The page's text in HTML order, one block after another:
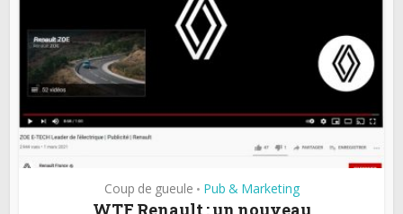
Coup de gueule • Pub & Marketing
WTF Renault : un nouveau